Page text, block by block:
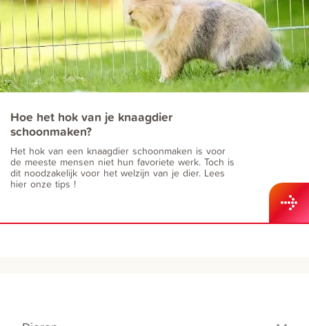
Hoe het hok van je knaagdier
schoonmaken?
Het hok van een knaagdier schoonmaken is voor
de meeste mensen niet hun favoriete werk. Toch is
dit noodzakelijk voor het welzijn van je dier. Lees
hier onze tips !